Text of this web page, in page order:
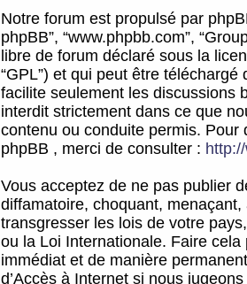
Notre forum est propulsé par
phpBB”, “www.phpbb.com”,
libre de forum déclaré sous la
“GPL”) et qui peut être téléchargé
facilite seulement les discussions
interdit strictement dans ce que
contenu ou conduite permis.
phpBB , merci de consulter :
Vous acceptez de ne pas publier
diffamatoire, choquant,
transgresser les lois de votre
ou la Loi Internationale. Faire
immédiat et de manière
d’Accès à Internet si nous